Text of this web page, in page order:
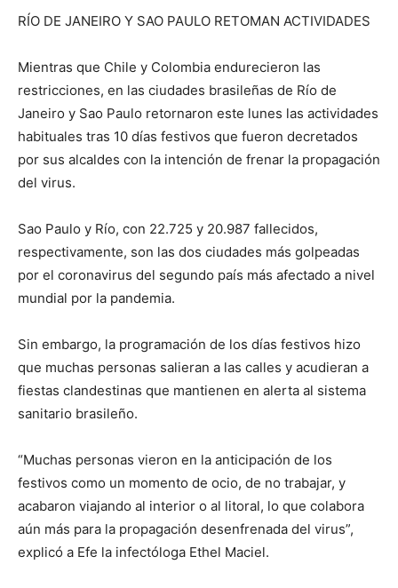
RÍO DE JANEIRO Y SAO PAULO RETOMAN ACTIVIDADES
Mientras que Chile y Colombia endurecieron las
restricciones, en las ciudades brasileñas de Río de
Janeiro y Sao Paulo retornaron este lunes las actividades
habituales tras 10 días festivos que fueron decretados
por sus alcaldes con la intención de frenar la propagación
del virus.
Sao Paulo y Río, con 22.725 y 20.987 fallecidos,
respectivamente, son las dos ciudades más golpeadas
por el coronavirus del segundo país más afectado a nivel
mundial por la pandemia.
Sin embargo, la programación de los días festivos hizo
que muchas personas salieran a las calles y acudieran a
fiestas clandestinas que mantienen en alerta al sistema
sanitario brasileño.
“Muchas personas vieron en la anticipación de los
festivos como un momento de ocio, de no trabajar, y
acabaron viajando al interior o al litoral, lo que colabora
aún más para la propagación desenfrenada del virus”,
explicó a Efe la infectóloga Ethel Maciel.